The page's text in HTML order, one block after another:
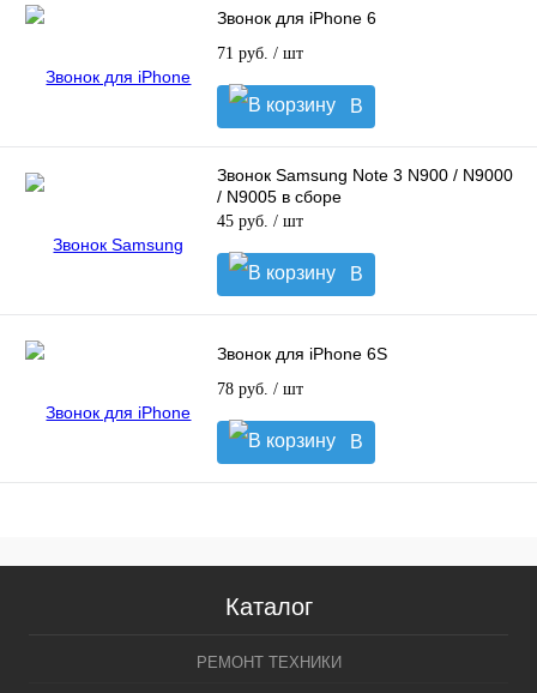
Звонок для iPhone 6
71 руб. / шт
В
корзину
Звонок Samsung Note 3 N900 / N9000
/ N9005 в сборе
45 руб. / шт
В
корзину
Звонок для iPhone 6S
78 руб. / шт
В
корзину
Каталог
РЕМОНТ ТЕХНИКИ